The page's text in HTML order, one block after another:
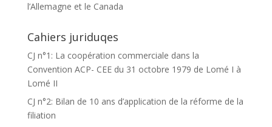
l’Allemagne et le Canada
Cahiers juriduqes
CJ n°1: La coopération commerciale dans la
Convention ACP- CEE du 31 octobre 1979 de Lomé I à
Lomé II
CJ n°2: Bilan de 10 ans d’application de la réforme de la
filiation